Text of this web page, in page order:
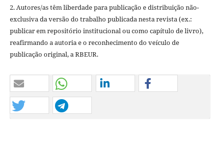
2. Autores/as têm liberdade para publicação e distribuição não-
exclusiva da versão do trabalho publicada nesta revista (ex.:
publicar em repositório institucional ou como capítulo de livro),
reafirmando a autoria e o reconhecimento do veículo de
publicação original, a RBEUR.